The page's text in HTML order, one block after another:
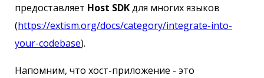
предоставляет Host SDKдля многих языков
(https://extism.org/docs/category/integrate-into-
your-codebase).
Напомним, что хост-приложение - это